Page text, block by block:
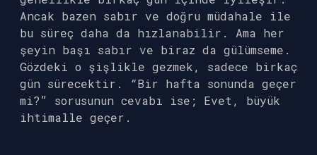
Ancak bazen sabır ve doğru müdahale ile
bu süreç daha da hızlanabilir. Ama her
şeyin başı sabır ve biraz da gülümseme.
Gözdeki o şişlikle gezmek, sadece birkaç
gün sürecektir. “Bir hafta sonunda geçer
mi?” sorusunun cevabı ise; Evet, büyük
ihtimalle geçer.